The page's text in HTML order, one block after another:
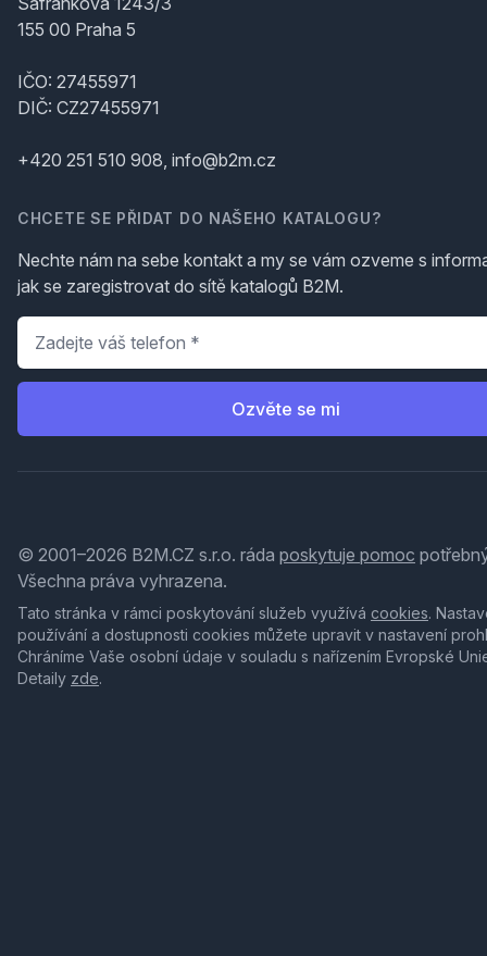
155 00 Praha 5
IČO: 27455971
DIČ: CZ27455971
+420 251 510 908, info@b2m.cz
CHCETE SE PŘIDAT DO NAŠEHO KATALOGU?
Nechte nám na sebe kontakt a my se vám ozveme s
jak se zaregistrovat do sítě katalogů B2M.
Telefon
Ozvěte se mi
© 2001–2026 B2M.CZ s.r.o. ráda poskytuje pomoc
Všechna práva vyhrazena.
Tato stránka v rámci poskytování služeb využívá cookies.
používání a dostupnosti cookies můžete upravit v nastavení
Chráníme Vaše osobní údaje v souladu s nařízením Evropské
Detaily zde.